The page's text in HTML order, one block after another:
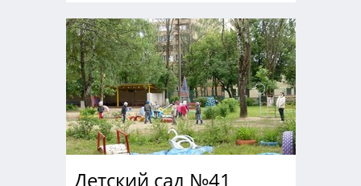
Детский сад №41